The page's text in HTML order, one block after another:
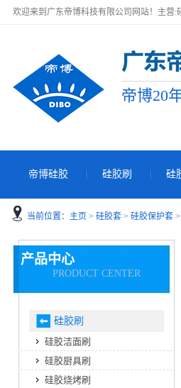
欢迎来到广东帝博科技有限公司网站！主营
帝博20
帝博硅胶 硅胶刷 硅
当前位置： 主页 > 硅胶套 > 硅胶保护套 >
产品中心
PRODUCT CENTER
硅胶刷
硅胶洁面刷
硅胶厨具刷
硅胶烧烤刷